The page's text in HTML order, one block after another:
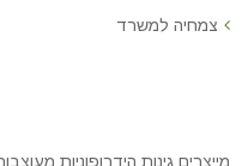
צמחיה למשרד
מייצרים גינות הידרופוניות